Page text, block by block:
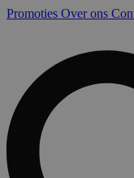
Promoties Over ons